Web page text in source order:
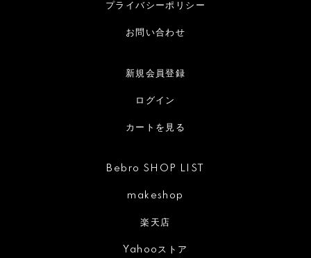
プライバシーポリシー
お問い合わせ
新規会員登録
ログイン
カートを見る
Bebro SHOP LIST
makeshop
楽天店
Yahooストア